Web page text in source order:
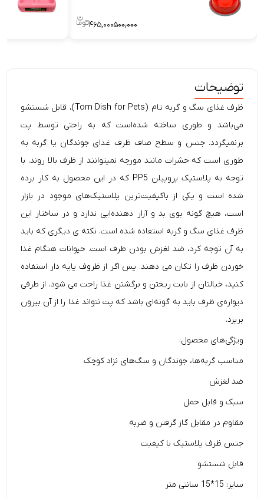
۵۰۰,۰۰۰۴۶۵,۰۰۰
توضیحات
ظرف غذای سگ و گربه تام (Tom Dish for Pets)، قابل شستشو
می‌باشد و طوری ساخته شده‌است که به راحتی توسط پت
برنمیگردد. جنس و سطح صاف ظرف غذای جوندگان یا گربه به
طوری است که حشرات مانند مورچه نمیتوانند از ظرف بالا روند. با
توجه به پلاستیک پروپیلن PP5 که در این محصول به کار برده
شده است و یکی از باکیفیت‌ترین پلاستیک‌های موجود در بازار
است، هیچ گونه بوی بد و آزار دهنده‌ایی ندارد و در ساختار این
ظرف غذای سگ و گربه استفاده شده است. نکته ی دیگری که باید
به آن توجه کرد، ضد لغزش بودن ظرف است. حیوانات هنگام غذا
خوردن ظرف را تکان می دهند. پس اگر از ظروف پایه دار استفاده
کنید، خیالتان از بابت ریختن و برگشتن غذا راحت می شود. از طرفی
دیواره‌ی ظرف باید به گونه‌ای باشد که پت نتواند غذا را از آن بیرون
بریزد.
ویژگی‌های محصول:
مناسب گربه‌ها، جوندگان و سگ‌های نژاد کوچک
ضد لغزش
سبک و قابل حمل
مقاوم در مقابل گاز گرفتن و ضربه
جنس ظرف پلاستیک با کیفیت
قابل شستشو
سایز: 15*15 سانتی متر